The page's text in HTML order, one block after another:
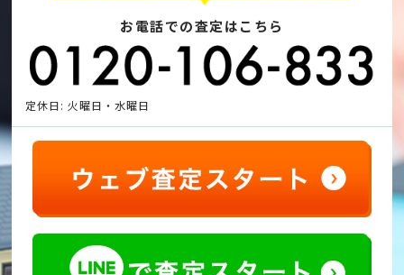
お電話での査定はこちら
定休日: 火曜日・水曜日